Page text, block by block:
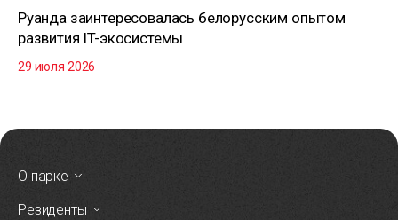
Руанда заинтересовалась белорусским опытом
развития IT-экосистемы
29 июля 2026
О парке
Резиденты